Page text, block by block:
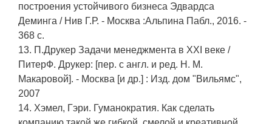
построения устойчивого бизнеса Эдвардса
Деминга / Нив Г.Р. - Москва :Альпина Пабл., 2016. -
368 с.
13. П.Друкер Задачи менеджмента в XXI веке /
ПитерФ. Друкер: [пер. с англ. и ред. Н. М.
Макаровой]. - Москва [и др.] : Изд. дом "Вильямс",
2007
14. Хэмел, Гэри. Гуманократия. Как сделать